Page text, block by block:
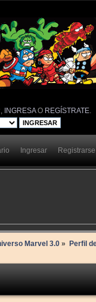
INGRESAO REGÍSTRATE
Ingresar Registrarse
Marvel 3.0» Perfil